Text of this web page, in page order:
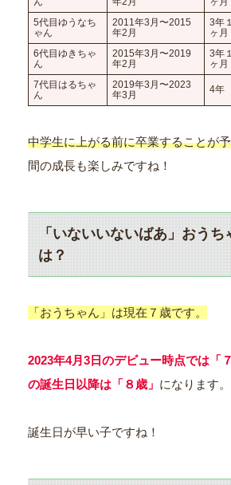
5代目ゆうなち
ゃん
2011年3月〜2015
年2月
3年
ヶ月
6代目ゆきちゃ
ん
2015年3月〜2019
年2月
3年
ヶ月
7代目はるちゃ
ん
2019年3月〜2023
年3月
4年
中学生に上がる前に卒業することが
間の成長も楽しみですね！
「いないいないばあ」おうち
は？
「おうちゃん」は現在７歳です。
2023年4月3日のデビュー時点では「７
の誕生日以降は「８歳」 になります。
誕生日が早い子ですね！